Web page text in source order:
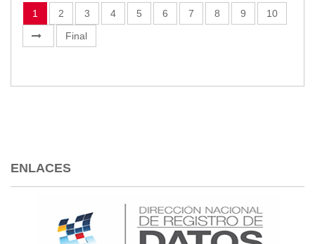
1 2 3 4 5 6 7 8 9
10
Final
ENLACES